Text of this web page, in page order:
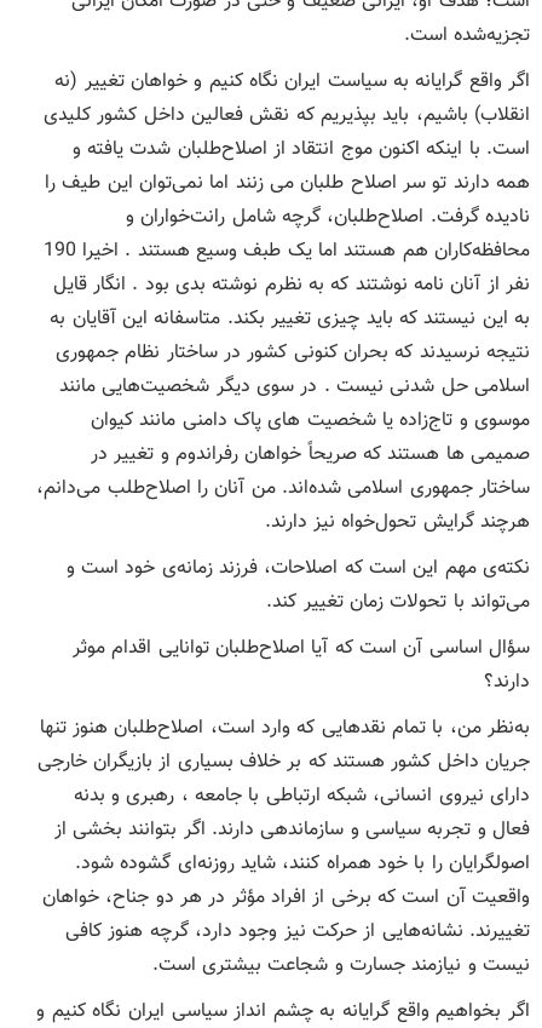
تجزیه‌شده است.
اگر واقع‌ گرایانه به سیاست ایران نگاه کنیم و خواهان تغییر (نه
انقلاب) باشیم، باید بپذیریم که نقش فعالین داخل کشور کلیدی
است. با اینکه اکنون موج انتقاد از اصلاح‌طلبان شدت یافته و
همه دارند تو سر اصلاح طلبان می زنند اما نمی‌توان این طیف را
نادیده گرفت. اصلاح‌طلبان، گرچه شامل رانت‌خواران و
محافظه‌کاران هم هستند اما یک طبف وسیع هستند . اخیرا 190
نفر از آنان نامه نوشتند که به نظرم نوشته بدی بود . انگار قایل
به این نیستند که باید چیزی تغییر بکند. متاسفانه این آقایان به
نتیجه نرسیدند که بحران کنونی کشور در ساختار نظام جمهوری
اسلامی حل شدنی نیست . در سوی دیگر شخصیت‌هایی مانند
موسوی و تاج‌زاده یا شخصیت های پاک دامنی مانند کیوان
صمیمی ها هستند که صریحاً خواهان رفراندوم و تغییر در
ساختار جمهوری اسلامی شده‌اند. من آنان را اصلاح‌طلب می‌دانم،
هرچند گرایش تحول‌خواه نیز دارند.
نکته‌ی مهم این است که اصلاحات، فرزند زمانه‌ی خود است و
می‌تواند با تحولات زمان تغییر کند.
سؤال اساسی آن است که آیا اصلاح‌طلبان توانایی اقدام موثر
دارند؟
به‌نظر من، با تمام نقدهایی که وارد است، اصلاح‌طلبان هنوز تنها
جریان داخل کشور هستند که بر خلاف بسیاری از بازیگران خارجی
دارای نیروی انسانی، شبکه ارتباطی با جامعه ، رهبری و بدنه
فعال و تجربه سیاسی و سازماندهی دارند. اگر بتوانند بخشی از
اصولگرایان را با خود همراه کنند، شاید روزنه‌ای گشوده شود.
واقعیت آن است که برخی از افراد مؤثر در هر دو جناح، خواهان
تغییرند. نشانه‌هایی از حرکت نیز وجود دارد، گرچه هنوز کافی
نیست و نیازمند جسارت و شجاعت بیشتری است.
اگر بخواهیم واقع گرایانه به چشم انداز سیاسی ایران نگاه کنیم و